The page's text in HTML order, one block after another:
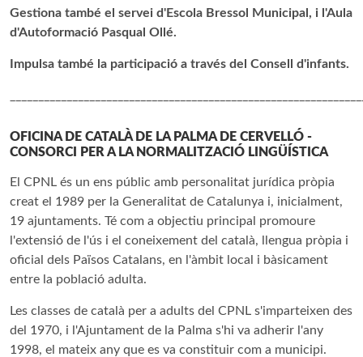
Gestiona també el servei d'Escola Bressol Municipal, i l'Aula
d'Autoformació Pasqual Ollé.
Impulsa també la participació a través del Consell d'infants.
OFICINA DE CATALÀ DE LA PALMA DE CERVELLÓ -
CONSORCI PER A LA NORMALITZACIÓ LINGÜÍSTICA
El CPNL és un ens públic amb personalitat jurídica pròpia
creat el 1989 per la Generalitat de Catalunya i, inicialment,
19 ajuntaments. Té com a objectiu principal promoure
l'extensió de l'ús i el coneixement del català, llengua pròpia i
oficial dels Països Catalans, en l'àmbit local i bàsicament
entre la població adulta.
Les classes de català per a adults del CPNL s'imparteixen des
del 1970, i l'Ajuntament de la Palma s'hi va adherir l'any
1998, el mateix any que es va constituir com a municipi.